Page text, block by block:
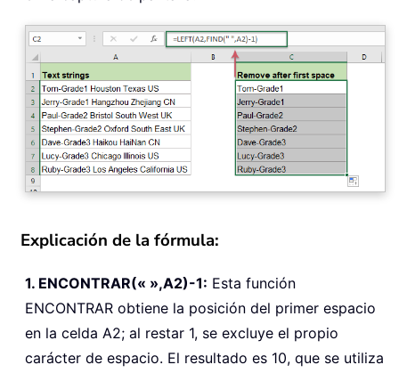
Explicación de la fórmula:
1. ENCONTRAR(« »,A2)-1: Esta función
ENCONTRAR obtiene la posición del primer espacio
en la celda A2; al restar 1, se excluye el propio
carácter de espacio. El resultado es 10, que se utiliza